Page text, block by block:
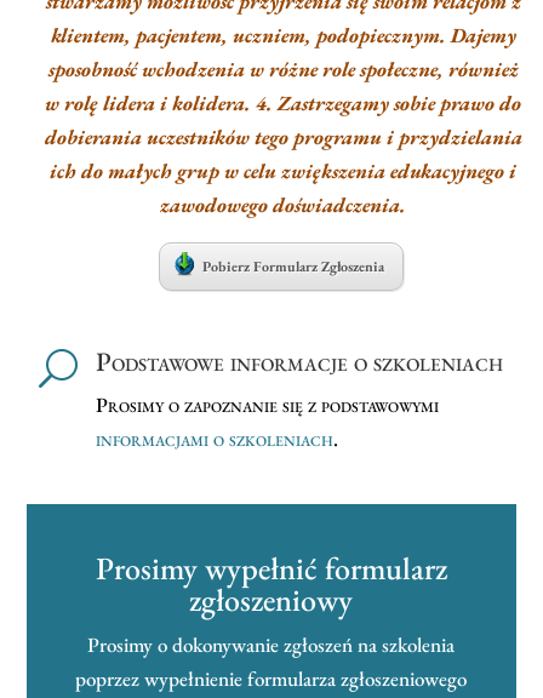
klientem, pacjentem, uczniem, podopiecznym.Dajemy
sposobność wchodzenia w różne role społeczne, również
w rolę lidera i kolidera. 4. Zastrzegamy sobie prawo do
dobierania uczestników tego programu i przydzielania
ich do małych grup w celu zwiększenia edukacyjnego i
zawodowego doświadczenia.
Pobierz Formularz Zgłoszenia
U Podstawowe informacje o szkoleniach
Prosimy o zapoznanie się z podstawowymi
informacjami o szkoleniach.
Prosimy wypełnić formularz
zgłoszeniowy
Prosimy o dokonywanie zgłoszeń na szkolenia
poprzez wypełnienie formularza zgłoszeniowego